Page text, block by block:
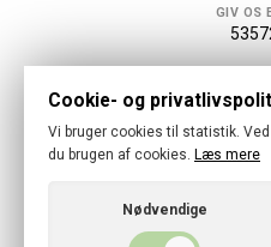
GIV OS
Cookie- og
Vi bruger cookies til statistik.
du brugen af cookies. Læs mere
Nødvendige